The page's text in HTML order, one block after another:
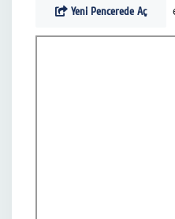
Yeni Pencerede Aç